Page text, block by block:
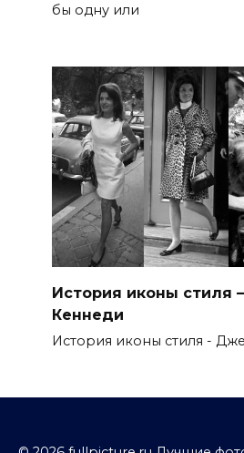
бы одну или
История иконы стиля
Кеннеди
История иконы стиля -